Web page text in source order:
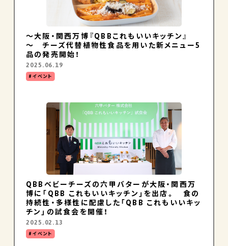
～大阪・関西万博『QBBこれもいいキッチン』
～ チーズ代替植物性食品を用いた新メニュー5
品の発売開始！
2025.06.19
イベント
QBBベビーチーズの六甲バターが大阪・関西万
博に「QBB これもいいキッチン」を出店。 食の
持続性・多様性に配慮した「QBB これもいいキッ
チン」の試食会を開催！
2025.02.13
イベント